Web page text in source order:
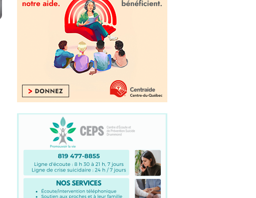
partenaires s’attaquent à la
crise
Actualité,Victoriaville
21 août 2025
Investissement de 2,2 M$
pour le parc industriel de
Victoriaville et Grand
Daveluyville